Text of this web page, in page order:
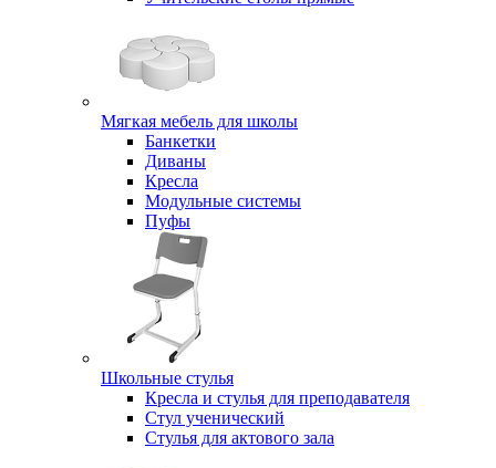
Мягкая мебель для школы
Банкетки
Диваны
Кресла
Модульные системы
Пуфы
Школьные стулья
Кресла и стулья для преподавателя
Стул ученический
Стулья для актового зала